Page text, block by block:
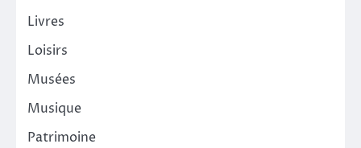
Livres
Loisirs
Musées
Musique
Patrimoine